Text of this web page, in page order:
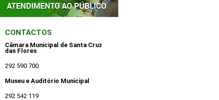
CONTACTOS
Câmara Municipal de Santa Cruz
das Flores
292 590 700
Museu e Auditório Municipal
292 542 119